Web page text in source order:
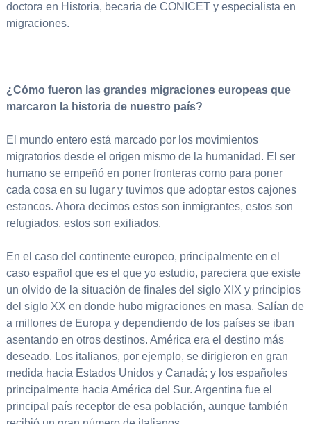
doctora en Historia, becaria de CONICET y especialista en
migraciones.
¿Cómo fueron las grandes migraciones europeas que
marcaron la historia de nuestro país?
El mundo entero está marcado por los movimientos
migratorios desde el origen mismo de la humanidad. El ser
humano se empeñó en poner fronteras como para poner
cada cosa en su lugar y tuvimos que adoptar estos cajones
estancos. Ahora decimos estos son inmigrantes, estos son
refugiados, estos son exiliados.
En el caso del continente europeo, principalmente en el
caso español que es el que yo estudio, pareciera que existe
un olvido de la situación de finales del siglo XIX y principios
del siglo XX en donde hubo migraciones en masa. Salían de
a millones de Europa y dependiendo de los países se iban
asentando en otros destinos. América era el destino más
deseado. Los italianos, por ejemplo, se dirigieron en gran
medida hacia Estados Unidos y Canadá; y los españoles
principalmente hacia América del Sur. Argentina fue el
principal país receptor de esa población, aunque también